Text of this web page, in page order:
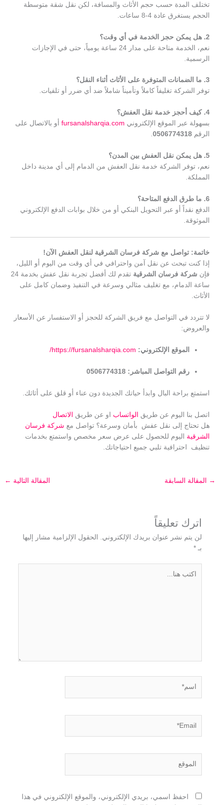
تختلف المدة حسب حجم الأثاث والمسافة، لكن نقل شقة متوسطة
الحجم يستغرق عادة 4-8 ساعات.
2. هل يمكن حجز الخدمة في أي وقت؟
نعم، الخدمة متاحة على مدار 24 ساعة يومياً، حتى في الإجازات
الرسمية.
3. ما الضمانات المتوفرة على الأثاث أثناء النقل؟
توفر الشركة تغليفاً كاملاً وتأميناً شاملاً ضد أي ضرر أو تلفيات.
4. كيف أحجز خدمة نقل العفش؟
بسهولة عبر الموقع الإلكتروني fursanalsharqia.com أو بالاتصال على
الرقم0506774318
.
5. هل يمكن نقل العفش بين المدن؟
نعم، توفر الشركة خدمة نقل العفش من الدمام إلى أي مدينة داخل
المملكة.
6. ما طرق الدفع المتاحة؟
الدفع نقداً أو عبر التحويل البنكي أو من خلال بوابات الدفع الإلكتروني
الموثوقة.
خاتمة: تواصل مع شركة فرسان الشرقية لنقل العفش الآن!
إذا كنت تبحث عن نقل آمن واحترافي في أي وقت من اليوم أو الليل،
فإن شركة فرسان الشرقية
تقدم لك أفضل تجربة نقل عفش بخدمة 24
ساعة الدمام، مع تغليف مثالي وسرعة في التنفيذ وضمان كامل على
الأثاث.
لا تتردد في التواصل مع فريق الشركة للحجز أو الاستفسار عن الأسعار
والعروض:
الموقع الإلكتروني: https://fursanalsharqia.com/
رقم التواصل المباشر: 0506774318
استمتع براحة البال وابدأ حياتك الجديدة دون عناء أو قلق على أثاثك.
اتصل بنا اليوم عن طريق الواتساب او عن طريق
الاتصال
هل تحتاج إلى نقل عفش بأمان وسرعة؟ تواصل مع شركة فرسان
الشرقية اليوم للحصول على عرض سعر مخصص واستمتع بخدمات
تنظيف احترافية تلبي جميع احتياجاتك.
→ المقالة السابقة المقالة التالية ←
اترك تعليقاً
لن يتم نشر عنوان بريدك الإلكتروني.
الحقول الإلزامية مشار إليها
بـ *
احفظ اسمي، بريدي الإلكتروني، والموقع الإلكتروني في هذا